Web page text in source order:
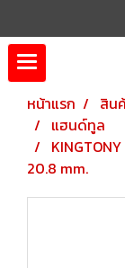
หน้าแรก สิน
แฮนด์ทูล
20.8 mm.